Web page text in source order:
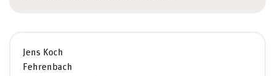
Jens Koch
Fehrenbach